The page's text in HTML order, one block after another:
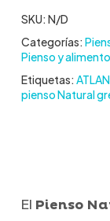
SKU: N/D
Categorías:
Pienso y
Etiquetas:
pienso Natural
El Pienso